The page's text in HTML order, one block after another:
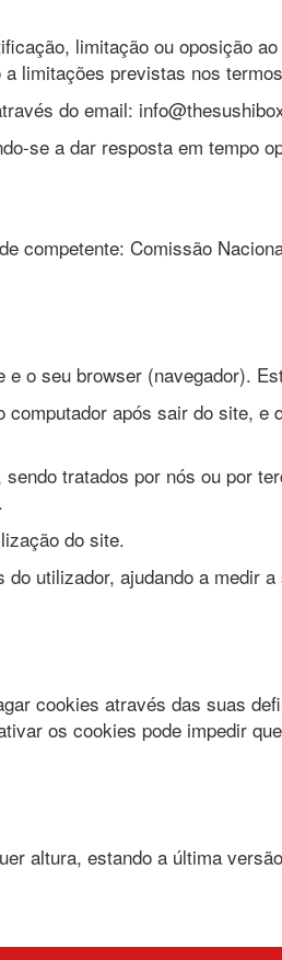
limitação ou oposição
limitações previstas nos
do email:
se a dar resposta em tempo
competente: Comissão
o seu browser (navegador).
após sair do site, e
tratados por nós ou por
do site.
utilizador, ajudando a medir
cookies através das suas
os cookies pode impedir
altura, estando a última